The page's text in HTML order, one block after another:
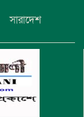
ক্রীড়া
সারাদেশ